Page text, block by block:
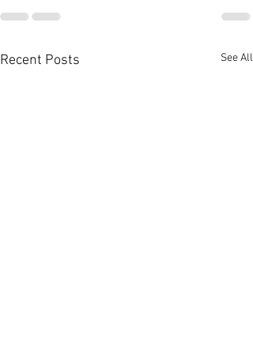
Recent Posts See All